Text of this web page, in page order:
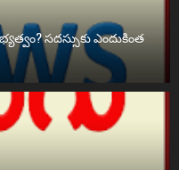
సదస్సుకు ఎందుకింత